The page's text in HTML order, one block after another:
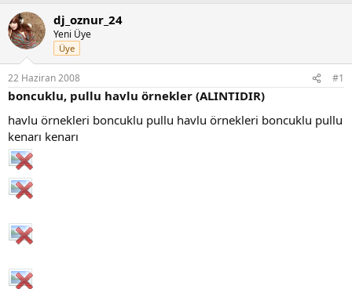
n
b
u
y
u
b
a
l
a
t
a
n
l
g
ç
a
dj_oznur_24
Yeni Üye
Üye
22 Haziran 2008 #1
boncuklu, pullu havlu örnekler (ALINTIDIR)
havlu örnekleri boncuklu pullu havlu örnekleri boncuklu pullu
kenarı kenarı